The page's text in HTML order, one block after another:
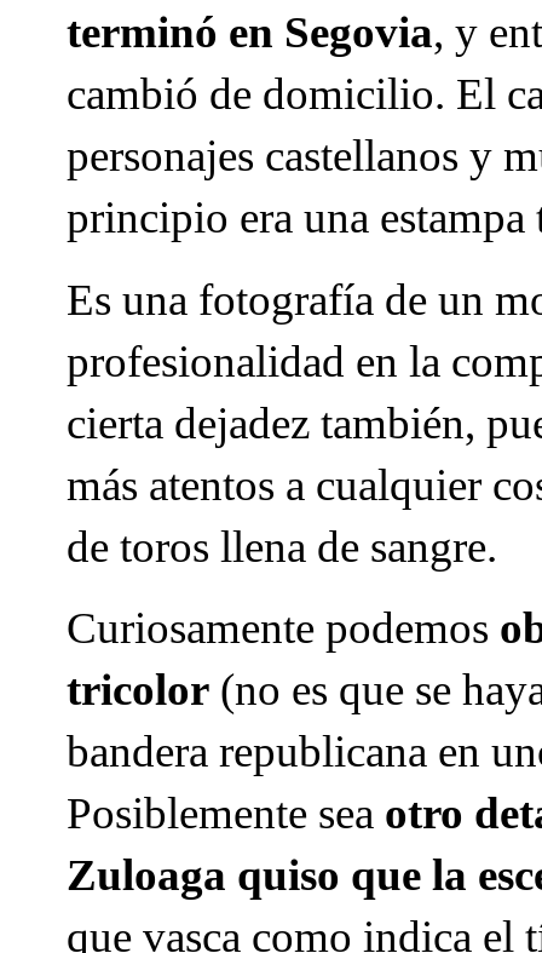
terminó en Segovia, y
cambió de domicilio. El
personajes castellanos y
principio era una
Es una fotografía de un
profesionalidad en la
cierta dejadez también,
más atentos a cualquier
de toros llena de sangre.
Curiosamente podemos
tricolor (no es que se
bandera republicana en
Posiblemente sea otro
Zuloaga quiso que la
que vasca como indica